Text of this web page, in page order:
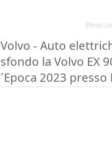
Photo
Volvo - Auto
sfondo la Volvo EX
´Epoca 2023